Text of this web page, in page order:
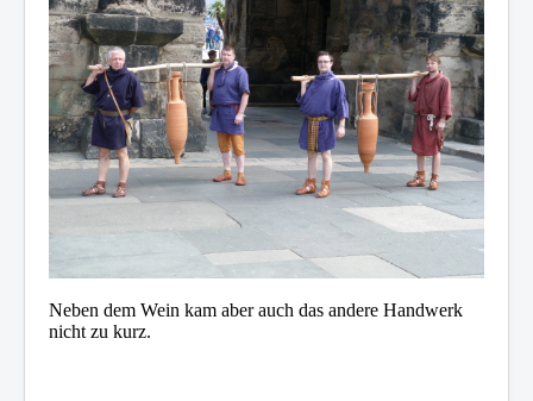
Neben dem Wein kam aber auch das andere Handwerk
nicht zu kurz.